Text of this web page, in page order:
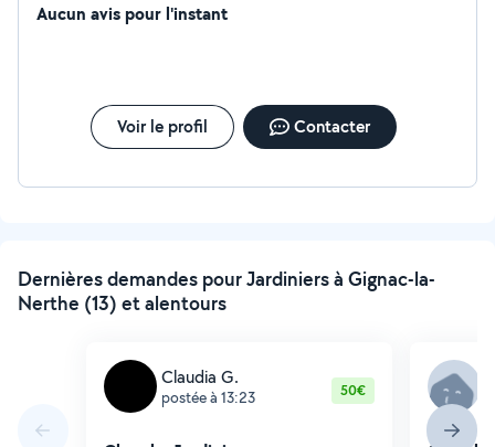
Aucun avis pour l'instant
Voir le profil Contacter
Dernières demandes pour Jardiniers à Gignac-la-
Nerthe (13) et alentours
Claudia G.
postée à 13:23 50€